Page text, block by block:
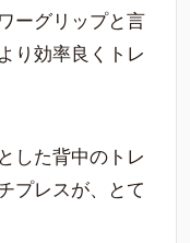
ーグリップと言
り効率良くトレ
した背中のトレ
プレスが、とて